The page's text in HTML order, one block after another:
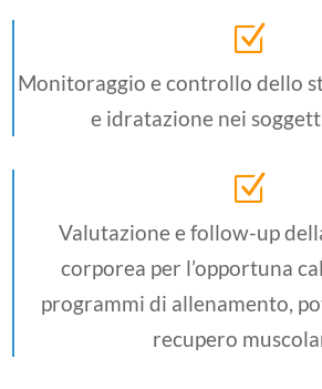
Z
Monitoraggio e controllo dello
e idratazione nei
Z
Valutazione e follow-up
corporea per l’opportuna
programmi di allenamento,
recupero